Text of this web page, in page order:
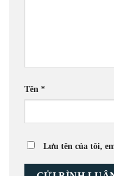
Tên *
Lưu tên của tôi,